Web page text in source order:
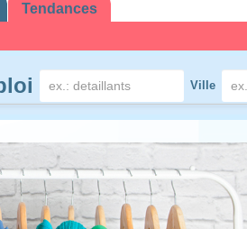
Tendances
Ville